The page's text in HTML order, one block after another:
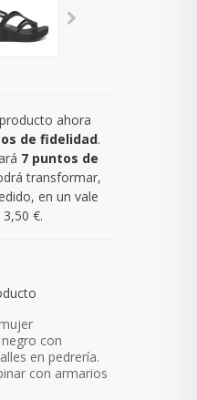
ahora
de fidelidad.
7 puntos de
transformar,
en un vale
3,50 €.
con
en pedrería.
con armarios